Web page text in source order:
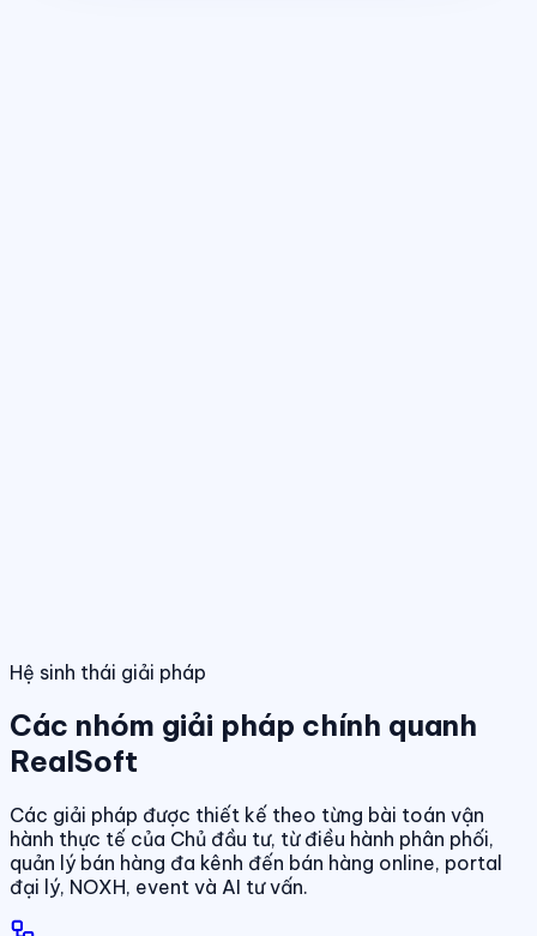
Hệ sinh thái giải pháp
Các nhóm giải pháp chính quanh
RealSoft
Các giải pháp được thiết kế theo từng bài toán vận
hành thực tế của Chủ đầu tư, từ điều hành phân phối,
quản lý bán hàng đa kênh đến bán hàng online, portal
đại lý, NOXH, event và AI tư vấn.